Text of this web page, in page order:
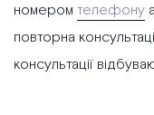
номером телефону
повторна
консультації